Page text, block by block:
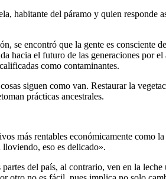
habitante del páramo y quien responde
se encontró que la gente es consciente
hacia el futuro de las generaciones por el
como contaminantes.
siguen como van. Restaurar la
prácticas ancestrales.
más rentables económicamente como
eso es delicado».
del país, al contrario, ven en la